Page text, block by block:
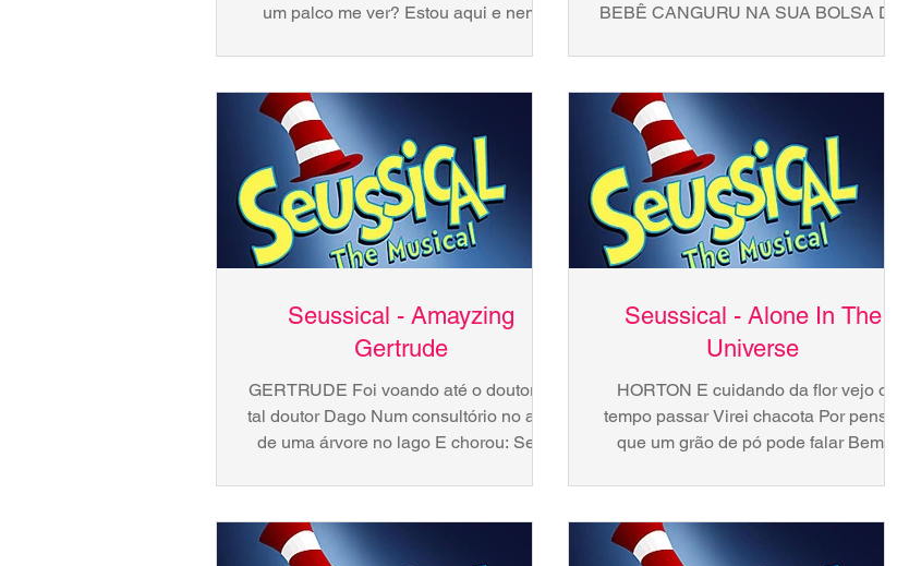
um palco me ver? Estou aqui e nem
BEBÊ CANGURU NA SUA BOLSA DIZ
Seussical - Amayzing
Gertrude
GERTRUDE Foi voando até o doutor, o
tal doutor Dago Num consultório no alto
de uma árvore no lago E chorou: Seu
Seussical - Alone In The
Universe
HORTON E cuidando da flor vejo o
tempo passar Virei chacota Por pensar
que um grão de pó pode falar Bem,